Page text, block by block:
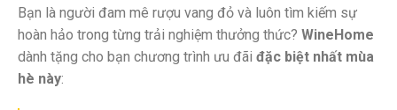
Bạn là người đam mê rượu vang đỏ và luôn tìm kiếm sự
hoàn hảo trong từng trải nghiệm thưởng thức? WineHome
dành tặng cho bạn chương trình ưu đãi đặc biệt nhất mùa
hè này: